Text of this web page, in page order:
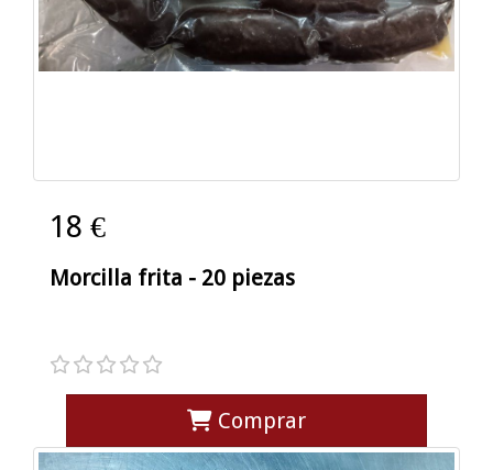
18 €
Morcilla frita - 20 piezas
Comprar